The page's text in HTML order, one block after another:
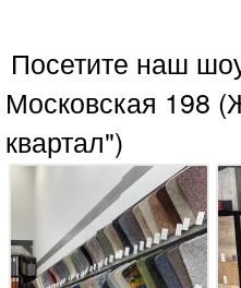
Посетите наш
Московская 198
квартал")